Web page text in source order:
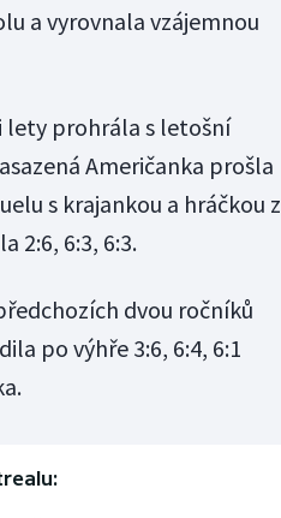
a vyrovnala vzájemnou
lety prohrála s letošní
Američanka prošla
s krajankou a hráčkou z
2:6, 6:3, 6:3.
dvou ročníků
po výhře 3:6, 6:4, 6:1